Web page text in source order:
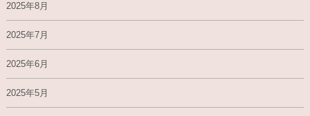
2025年8月
2025年7月
2025年6月
2025年5月